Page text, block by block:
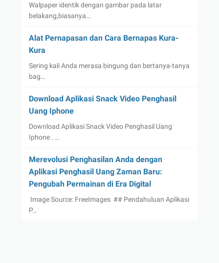
Walpaper identik dengan gambar pada latar
belakang,biasanya…
Alat Pernapasan dan Cara Bernapas Kura-
Kura
Sering kali Anda merasa bingung dan bertanya-tanya
bag…
Download Aplikasi Snack Video Penghasil
Uang Iphone
Download Aplikasi Snack Video Penghasil Uang
Iphone . …
Merevolusi Penghasilan Anda dengan
Aplikasi Penghasil Uang Zaman Baru:
Pengubah Permainan di Era Digital
‍ Image Source: FreeImages ‍ ## Pendahuluan Aplikasi
P…